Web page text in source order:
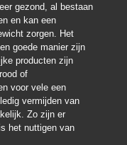
gezond, al bestaan
en kan een
zorgen. Het
goede manier zijn
producten zijn
of
voor vele een
vermijden van
Zo zijn er
het nuttigen van